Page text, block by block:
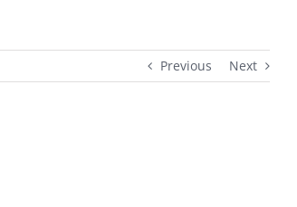
Previous Next